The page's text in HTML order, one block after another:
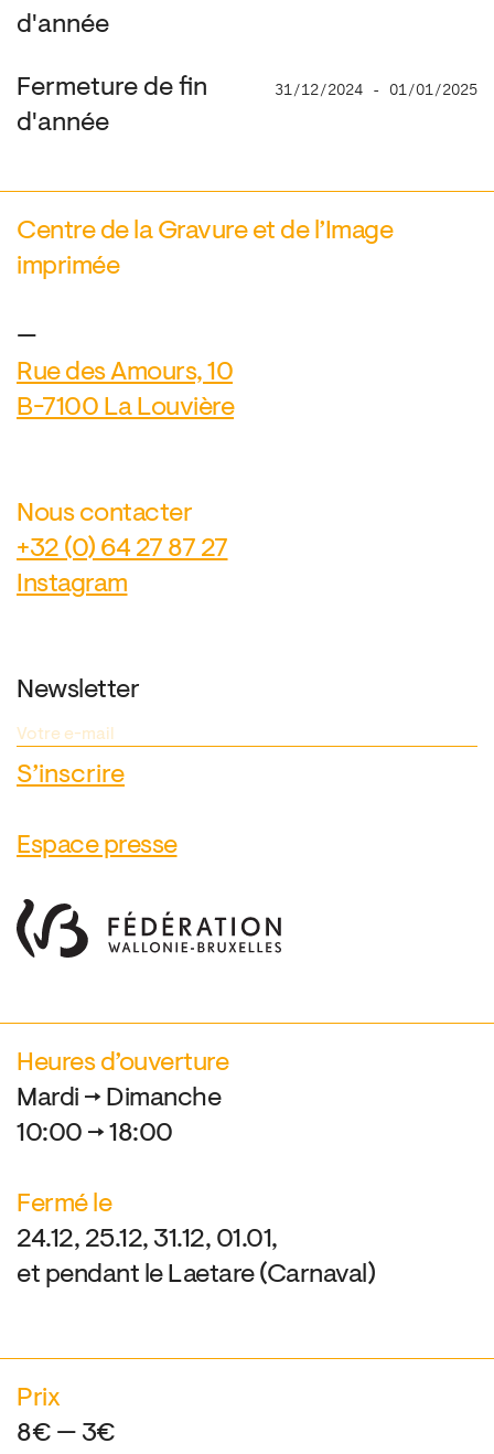
d'année
Fermeture de fin
d'année
31/12/2024 - 01/01/2025
Centre de la Gravure et de l’Image
imprimée
—
Rue des Amours, 10
B-7100 La Louvière
Nous contacter
+32 (0) 64 27 87 27
Instagram
Newsletter
Espace presse
Heures d’ouverture
Mardi → Dimanche
10:00 → 18:00
Fermé le
24.12, 25.12, 31.12, 01.01,
et pendant le Laetare (Carnaval)
Prix
8€ — 3€